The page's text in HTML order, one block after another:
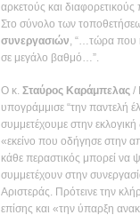
αρκετούς και
Στο σύνολο των
συνεργασιών, “…τώρα που η
σε μεγάλο βαθμό…”.
Ο κ. Σταύρος Καράμπελας /
υπογράμμισε “την παντελή
συμμετέχουμε στην εκλογική
«εκείνο που οδήγησε στην
κάθε περαστικός μπορεί να
συμμετέχουν στην
Αριστεράς. Πρότεινε την
επίσης και «την ύπαρξη